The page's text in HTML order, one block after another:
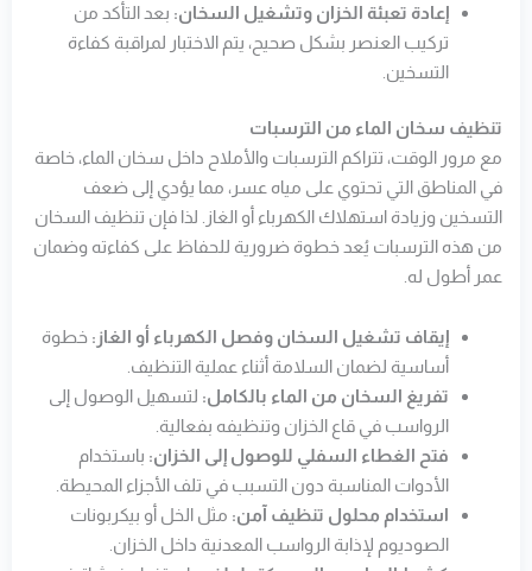
إعادة تعبئة الخزان وتشغيل السخان: بعد التأكد من
تركيب العنصر بشكل صحيح، يتم الاختبار لمراقبة كفاءة
التسخين.
تنظيف سخان الماء من الترسبات
مع مرور الوقت، تتراكم الترسبات والأملاح داخل سخان الماء، خاصة
في المناطق التي تحتوي على مياه عسر، مما يؤدي إلى ضعف
التسخين وزيادة استهلاك الكهرباء أو الغاز. لذا فإن تنظيف السخان
من هذه الترسبات يُعد خطوة ضرورية للحفاظ على كفاءته وضمان
عمر أطول له.
إيقاف تشغيل السخان وفصل الكهرباء أو الغاز: خطوة
أساسية لضمان السلامة أثناء عملية التنظيف.
تفريغ السخان من الماء بالكامل: لتسهيل الوصول إلى
الرواسب في قاع الخزان وتنظيفه بفعالية.
فتح الغطاء السفلي للوصول إلى الخزان: باستخدام
الأدوات المناسبة دون التسبب في تلف الأجزاء المحيطة.
استخدام محلول تنظيف آمن: مثل الخل أو بيكربونات
الصوديوم لإذابة الرواسب المعدنية داخل الخزان.